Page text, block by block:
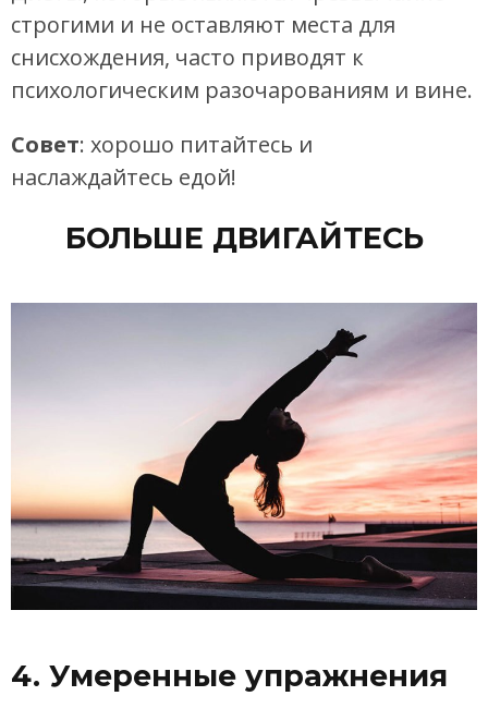
строгими и не оставляют места для
снисхождения, часто приводят к
психологическим разочарованиям и вине.
Совет: хорошо питайтесь и
наслаждайтесь едой!
БОЛЬШЕ ДВИГАЙТЕСЬ
4. Умеренные упражнения